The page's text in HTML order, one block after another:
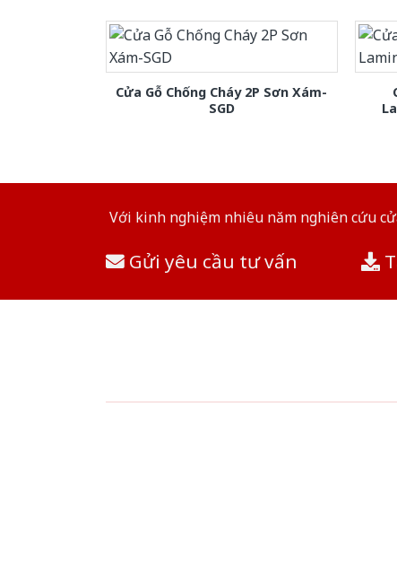
Cửa Gỗ Chống Cháy 2P Sơn Xám-
SGD
Với kinh nghiệm nhiêu năm nghiên cứu
Gửi yêu cầu tư vấn